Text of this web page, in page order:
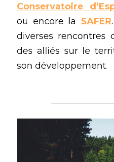
Conservatoire
ou encore la SAFER
diverses rencontres
des alliés sur le
son développement.